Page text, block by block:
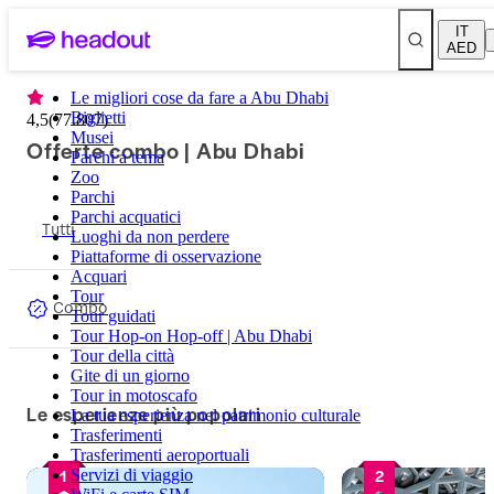
IT
AED
Le migliori cose da fare a Abu Dhabi
Biglietti
Musei
Parchi a tema
Zoo
Parchi
Parchi acquatici
Luoghi da non perdere
Piattaforme di osservazione
Acquari
Tour
Tour guidati
Tour Hop-on Hop-off | Abu Dhabi
Tour della città
Gite di un giorno
Tour in motoscafo
La tua esperienza nel patrimonio culturale
Trasferimenti
Trasferimenti aeroportuali
Servizi di viaggio
4,5(77.807)
Offerte combo | Abu Dhabi
Tutti
Combo
Le esperienze più popolari
1 2